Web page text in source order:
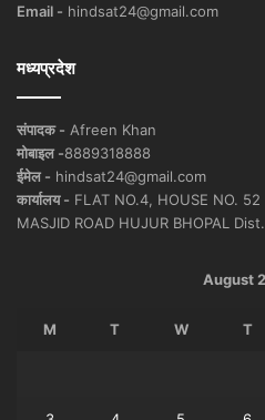
Email - hindsat24@gmail.com
मध्यप्रदेश
संपादक - Afreen Khan
मोबाइल -8889318888
ईमेल - hindsat24@gmail.com
कार्यालय - FLAT NO.4, HOUSE NO.
MASJID ROAD HUJUR BHOPAL
August
M T W T